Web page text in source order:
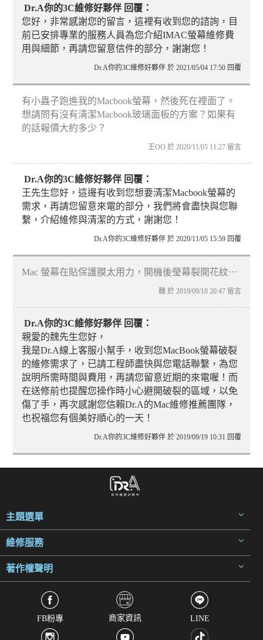
Dr.A你的3C維修好夥伴 回覆：
您好，非常感謝您的留言，這裡有收到您的諮詢，目
前已安排專業的服務人員為您介紹IMAC螢幕維修費
用與細節，再請您留意信件的部分，謝謝您！
Dr.A你的3C維修好夥伴 於 2021/05/04 17:50 回覆
有小蟲子跑進我的Macbook螢幕，然後死在裡面了。
想請問有沒有清潔Macbook玻璃面板的方案？如果有
的話報價大約多少？
王OO 於 2020/11/05 11:27 留言
Dr.A你的3C維修好夥伴 回覆：
王先生您好，這邊有收到您想要清潔Macbook螢幕的
需求，再請您留意來電的部分，我們將會盡快與您聯
繫，介紹維修與清潔的方式，謝謝您！
Dr.A你的3C維修好夥伴 於 2020/11/05 15:59 回覆
Mac 螢幕在貼保護膜太用力，開機後瑩幕裂開花紋⋯
魏 於 2019/09/18 20:47 留言
Dr.A你的3C維修好夥伴 回覆：
親愛的魏先生您好，
我是Dr.A線上客服小幫手，收到您MacBook螢幕破裂
的維修需求了，已請工程師盡快與您電話聯繫，為您
說明所需時間與費用，再請您留意近期的來電喔！而
在送修前也提醒您操作時小心避開破裂的區域，以免
傷了手，再次感謝您信賴Dr.A的Mac維修推薦團隊，
也祝福您有個美好順心的一天！
Dr.A你的3C維修好夥伴 於 2019/09/19 10:31 回覆
主題選單
維修服務
著作權聲明
FB粉專 商家資訊 LINE